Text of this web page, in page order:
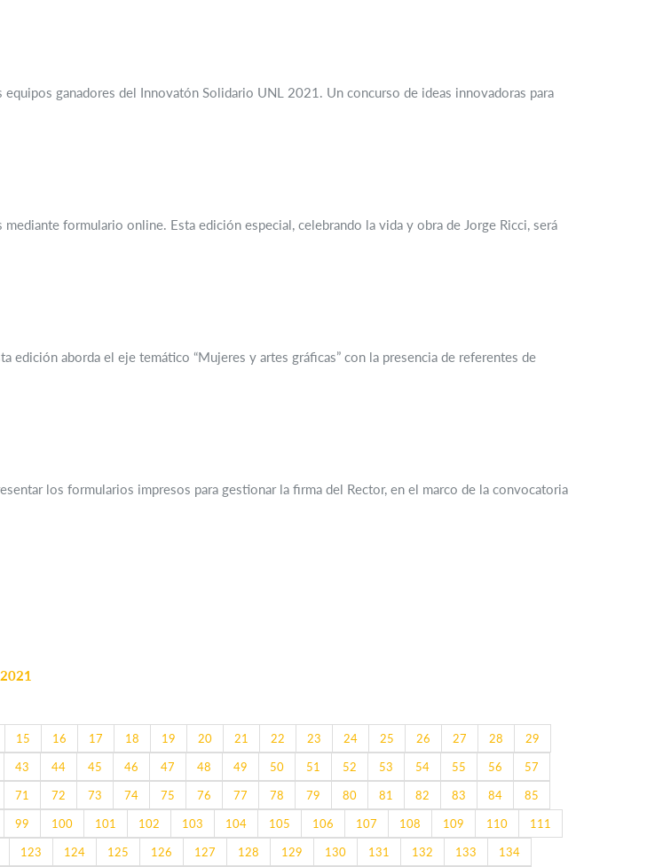
ganadores del Innovatón Solidario UNL 2021. Un concurso de ideas innovadoras para
formulario online. Esta edición especial, celebrando la vida y obra de Jorge Ricci, será
aborda el eje temático “Mujeres y artes gráficas” con la presencia de referentes de
los formularios impresos para gestionar la firma del Rector, en el marco de la convocatoria
15 16 17 18 19 20 21 22 23 24 25 26 27 28
29
43 44 45 46 47 48 49 50 51 52 53 54 55 56
57
71 72 73 74 75 76 77 78 79 80 81 82 83 84
85
99 100 101 102 103 104 105 106 107 108 109 110
111
123 124 125 126 127 128 129 130 131 132 133 134